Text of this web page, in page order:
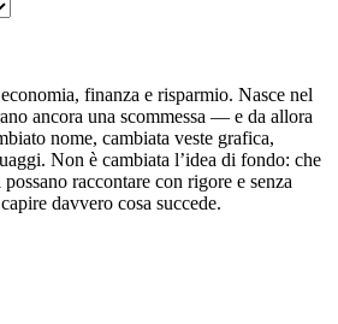
finanza e risparmio. Nasce nel
ancora una scommessa — e da allora
nome, cambiata veste grafica,
Non è cambiata l’idea di fondo: che
raccontare con rigore e senza
davvero cosa succede.